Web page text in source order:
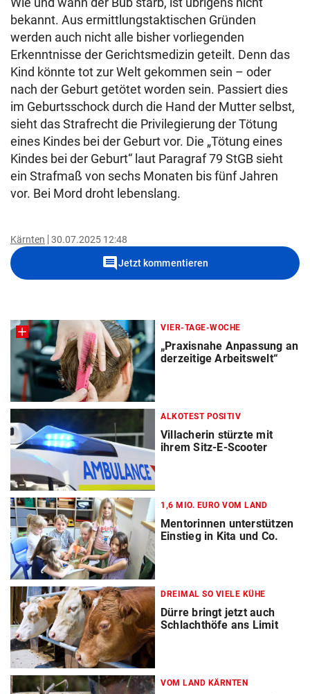
bekannt. Aus ermittlungstaktischen Gründen
werden auch nicht alle bisher vorliegenden
Erkenntnisse der Gerichtsmedizin geteilt. Denn das
Kind könnte tot zur Welt gekommen sein – oder
nach der Geburt getötet worden sein. Passiert dies
im Geburtsschock durch die Hand der Mutter selbst,
sieht das Strafrecht die Privilegierung der Tötung
eines Kindes bei der Geburt vor. Die „Tötung eines
Kindes bei der Geburt“ laut Paragraf 79 StGB sieht
ein Strafmaß von sechs Monaten bis fünf Jahren
vor. Bei Mord droht lebenslang.
Kärnten 30.07.2025 12:48
commentJetzt kommentieren
VIER-TAGE-WOCHE
„Praxisnahe Anpassung an
derzeitige Arbeitswelt“
ALKOTEST POSITIV
Villacherin stürzte mit
ihrem Sitz-E-Scooter
1,6 MIO. EURO VOM LAND
Mentorinnen unterstützen
Einstieg in Kita und Co.
DREIMAL SO VIELE KÜHE
Dürre bringt jetzt auch
Schlachthöfe ans Limit
VOM LAND KÄRNTEN